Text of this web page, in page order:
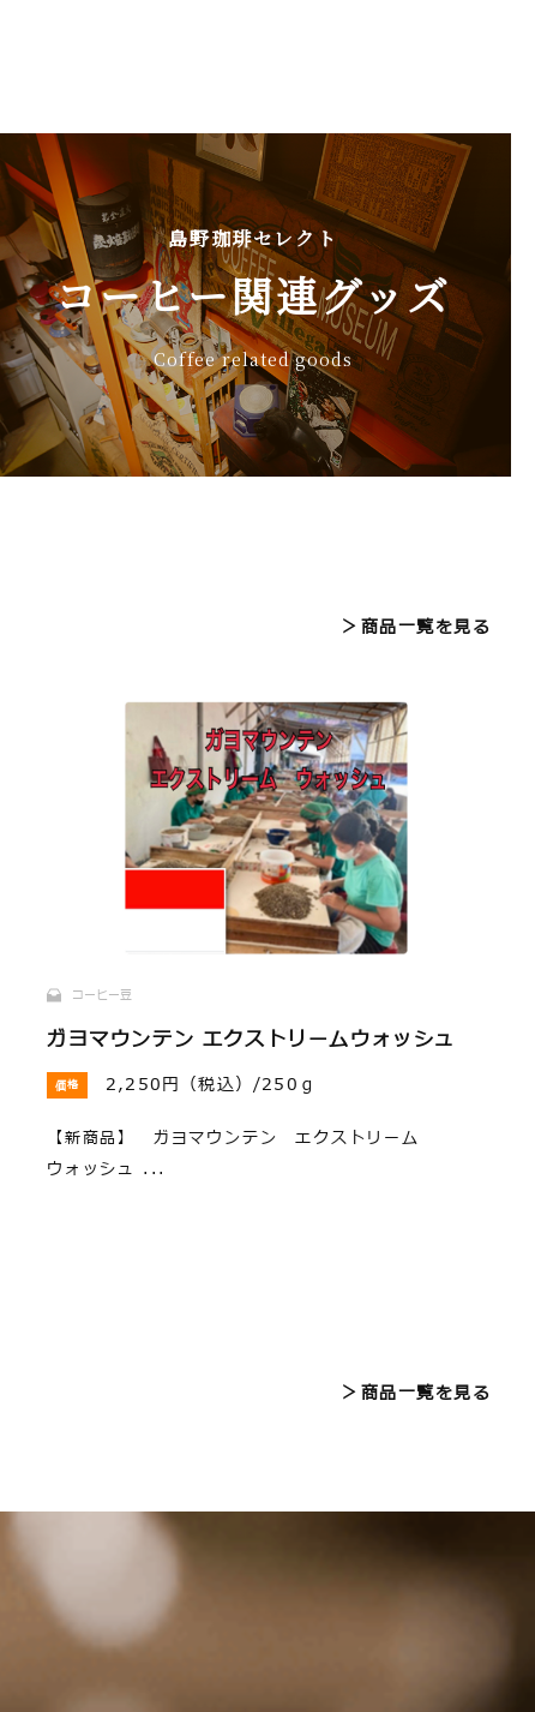
島野珈琲セレクト
コーヒー関連グッズ
Coffee related goods
＞商品一覧を見る
コーヒー豆
ガヨマウンテン エクストリームウォッシュ
価格 2,250円（税込）/250ｇ
【新商品】 ガヨマウンテン エクストリーム
ウォッシュ ...
＞商品一覧を見る